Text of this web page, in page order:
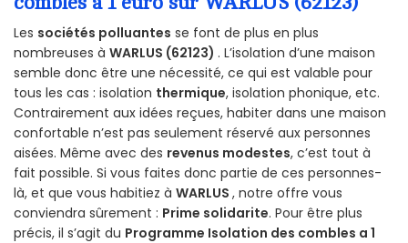
Les sociétés polluantes se font de plus en plus
nombreuses à WARLUS (62123) . L’isolation d’une maison
semble donc être une nécessité, ce qui est valable pour
tous les cas : isolation thermique, isolation phonique, etc.
Contrairement aux idées reçues, habiter dans une maison
confortable n’est pas seulement réservé aux personnes
aisées. Même avec des revenus modestes, c’est tout à
fait possible. Si vous faites donc partie de ces personnes-
là, et que vous habitiez à WARLUS , notre offre vous
conviendra sûrement : Prime solidarite. Pour être plus
précis, il s’agit du Programme Isolation des combles a 1